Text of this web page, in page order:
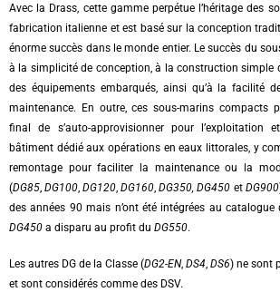
Avec la Drass, cette gamme perpétue l’héritage des
fabrication italienne et est basé sur la conception
énorme succès dans le monde entier. Le succès du
à la simplicité de conception, à la construction simple
des équipements embarqués, ainsi qu’à la facilité
maintenance. En outre, ces sous-marins compacts
final de s’auto-approvisionner pour l’exploitation
bâtiment dédié aux opérations en eaux littorales, y
remontage pour faciliter la maintenance ou la
(DG85 ,DG100 ,DG120 ,DG160 ,DG350, DG450 et DG900
des années 90 mais n’ont été intégrées au catalogue
DG450 a disparu au profit du DG550.
Les autres DG de la Classe (DG2-EN, DS4, DS6) ne sont
et sont considérés comme des DSV.